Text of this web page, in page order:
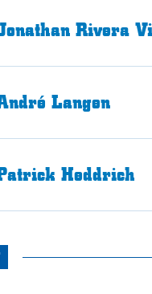
Rivera
Langen
Heddrich